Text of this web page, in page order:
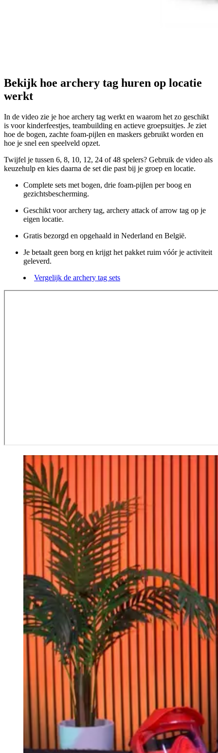
Bekijk hoe archery tag huren op locatie
werkt
In de video zie je hoe archery tag werkt en waarom het zo geschikt
is voor kinderfeestjes, teambuilding en actieve groepsuitjes. Je ziet
hoe de bogen, zachte foam-pijlen en maskers gebruikt worden en
hoe je snel een speelveld opzet.
Twijfel je tussen 6, 8, 10, 12, 24 of 48 spelers? Gebruik de video als
keuzehulp en kies daarna de set die past bij je groep en locatie.
Complete sets met bogen, drie foam-pijlen per boog en
gezichtsbescherming.
Geschikt voor archery tag, archery attack of arrow tag op je
eigen locatie.
Gratis bezorgd en opgehaald in Nederland en België.
Je betaalt geen borg en krijgt het pakket ruim vóór je activiteit
geleverd.
Vergelijk de archery tag sets